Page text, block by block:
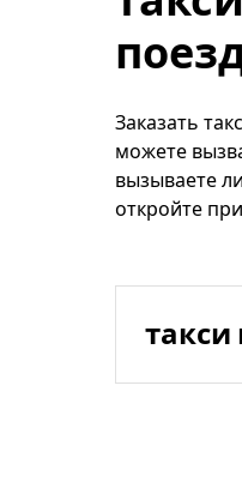
Заказать
можете
вызываете
откройте
такси